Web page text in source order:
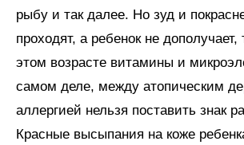
рыбу и так далее. Но зуд и
проходят, а ребенок не
этом возрасте витамины и
самом деле, между атопическим
аллергией нельзя поставить знак
Красные высыпания на коже